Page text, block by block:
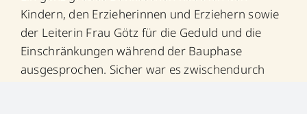
Kindern, den Erzieherinnen und Erziehern sowie
der Leiterin Frau Götz für die Geduld und die
Einschränkungen während der Bauphase
ausgesprochen. Sicher war es zwischendurch